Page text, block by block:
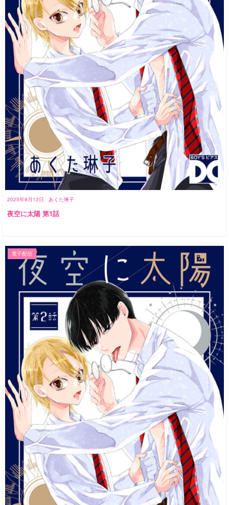
2025年9月13日 あくた琳子
夜空に太陽 第1話
電子配信